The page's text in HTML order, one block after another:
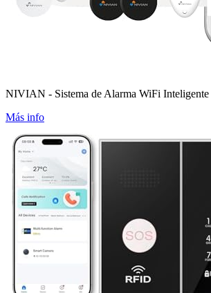
NIVIAN - Sistema de Alarma WiFi Inteligente
Más info